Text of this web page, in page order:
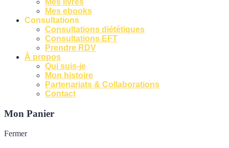
Mes livres
Mes ebooks
Consultations
Consultations diététiques
Consultations EFT
Prendre RDV
À propos
Qui suis-je
Mon histoire
Partenariats & Collaborations
Contact
Mon Panier
Fermer